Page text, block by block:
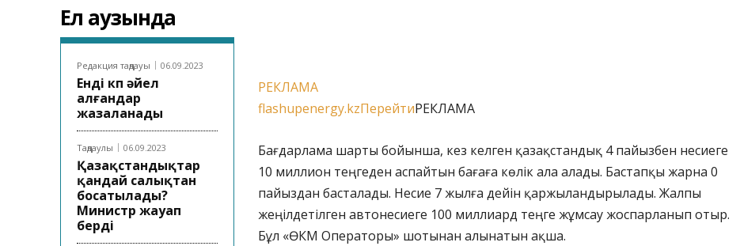
Ел аузында
Редакция таңдауы 06.09.2023
Енді көп әйел
алғандар
жазаланады
Таңдаулы 06.09.2023
Қазақстандықтар
қандай салықтан
босатылады?
Министр жауап
берді
РЕКЛАМА
flashupenergy.kzПерейтиРЕКЛАМА
Бағдарлама шарты бойынша, кез келген қазақстандық 4 пайызбен несиеге
10 миллион теңгеден аспайтын бағаға көлік ала алады. Бастапқы жарна 0
пайыздан басталады. Несие 7 жылға дейін қаржыландырылады. Жалпы
жеңілдетілген автонесиеге 100 миллиард теңге жұмсау жоспарланып отыр.
Бұл «ӨКМ Операторы» шотынан алынатын ақша.